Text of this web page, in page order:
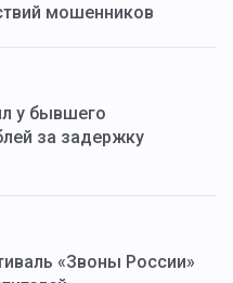
мошенников
у бывшего
за задержку
«Звоны России»